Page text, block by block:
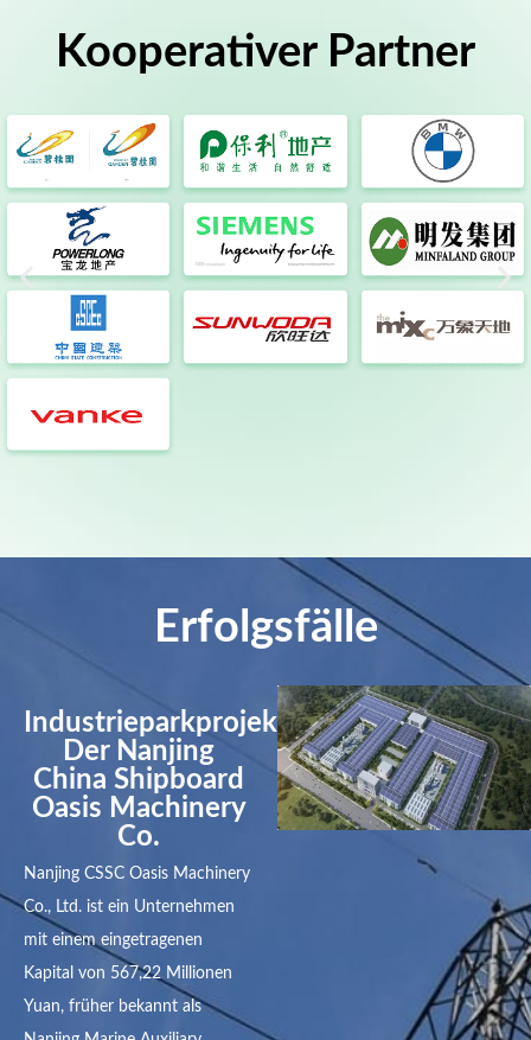
Kooperativer Partner
Erfolgsfälle
Industrieparkprojekt
Der Nanjing
China Shipboard
Oasis Machinery
Co.
Nanjing CSSC Oasis Machinery
Co., Ltd. ist ein Unternehmen
mit einem eingetragenen
Kapital von 567,22 Millionen
Yuan, früher bekannt als